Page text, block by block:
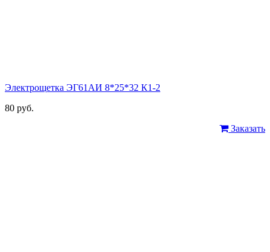
Электрощетка ЭГ61АИ 8*25*32 К1-2
80 руб.
Заказать